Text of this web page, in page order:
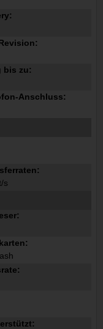
bis zu:
Anschluss:
s